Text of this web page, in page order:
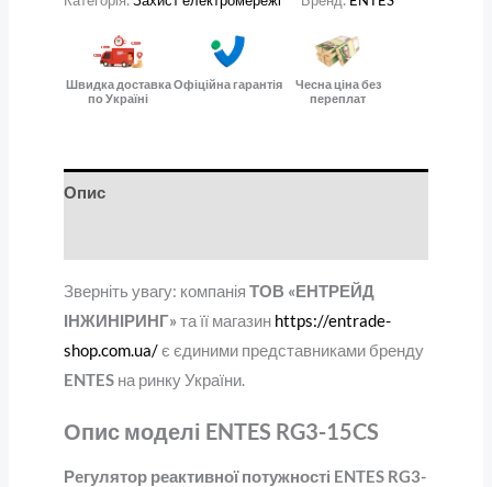
Швидка доставка
по Україні
Офіційна гарантія
Чесна ціна без
переплат
Опис
Зверніть увагу: компанія ТОВ «ЕНТРЕЙД
ІНЖИНІРИНГ» та її магазин https://entrade-
shop.com.ua/є єдиними представниками бренду
ENTESна ринку України.
Опис моделі ENTES RG3-15CS
Регулятор реактивної потужності ENTES RG3-